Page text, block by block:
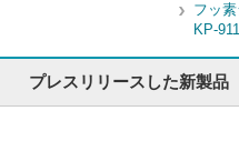
フッ
KP-911
プレスリリースした新製品